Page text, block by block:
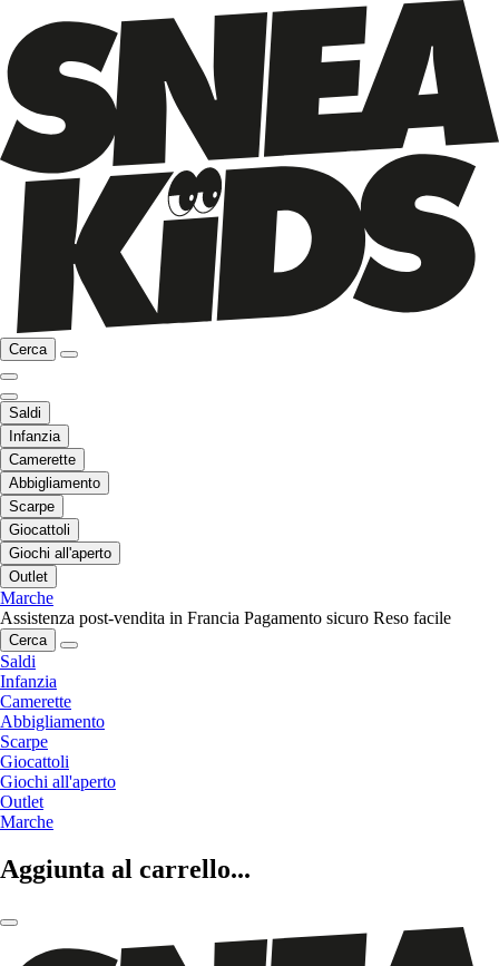
Cerca
Saldi
Infanzia
Camerette
Abbigliamento
Scarpe
Giocattoli
Giochi all'aperto
Outlet
Marche
Assistenza post-vendita in Francia Pagamento sicuro Reso facile
Cerca
Saldi
Infanzia
Camerette
Abbigliamento
Scarpe
Giocattoli
Giochi all'aperto
Outlet
Marche
Aggiunta al carrello...